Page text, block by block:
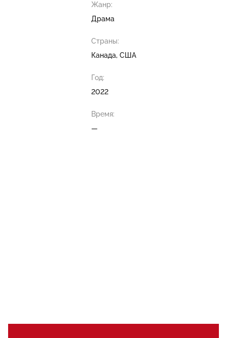
Жанр:
Драма
Страны:
Канада, США
Год:
2022
Время:
—